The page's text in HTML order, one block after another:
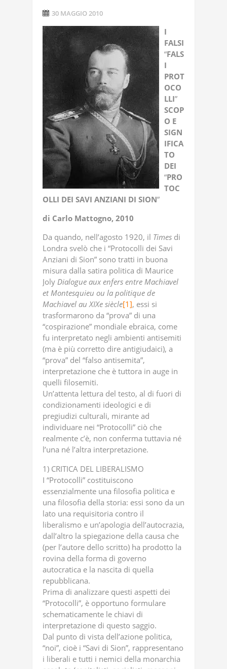
30 MAGGIO 2010
I
FALSI
“FALS
I
PROT
OCO
LLI”
SCOP
O E
SIGN
IFICA
TO
DEI
“PRO
TOC
OLLI DEI SAVI ANZIANI DI SION”
di Carlo Mattogno, 2010
Da quando, nell’agosto 1920, il Times di
Londra svelò che i “Protocolli dei Savi
Anziani di Sion” sono tratti in buona
misura dalla satira politica di Maurice
Joly Dialogue aux enfers entre Machiavel
et Montesquieu ou la politique de
Machiavel au XIXe siècle[1], essi si
trasformarono da “prova” di una
“cospirazione” mondiale ebraica, come
fu interpretato negli ambienti antisemiti
(ma è più corretto dire antigiudaici), a
“prova” del “falso antisemita”,
interpretazione che è tuttora in auge in
quelli filosemiti.
Un’attenta lettura del testo, al di fuori di
condizionamenti ideologici e di
pregiudizi culturali, mirante ad
individuare nei “Protocolli” ciò che
realmente c’è, non conferma tuttavia né
l’una né l’altra interpretazione.
1) CRITICA DEL LIBERALISMO
I “Protocolli” costituiscono
essenzialmente una filosofia politica e
una filosofia della storia: essi sono da un
lato una requisitoria contro il
liberalismo e un’apologia dell’autocrazia,
dall’altro la spiegazione della causa che
(per l’autore dello scritto) ha prodotto la
rovina della forma di governo
autocratica e la nascita di quella
repubblicana.
Prima di analizzare questi aspetti dei
“Protocolli”, è opportuno formulare
schematicamente le chiavi di
interpretazione di questo saggio.
Dal punto di vista dell’azione politica,
“noi”, cioè i “Savi di Sion”, rappresentano
i liberali e tutti i nemici della monarchia